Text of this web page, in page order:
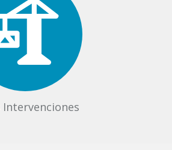
Intervenciones